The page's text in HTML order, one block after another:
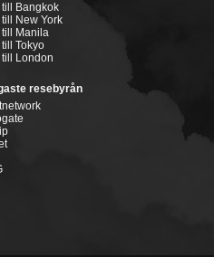
till Bangkok
till New York
till Manila
till Tokyo
till London
resebyrån